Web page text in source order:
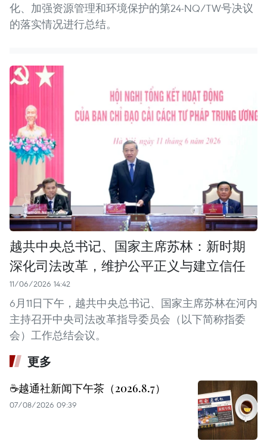
化、加强资源管理和环境保护的第24-NQ/TW号决议
的落实情况进行总结。
越共中央总书记、国家主席苏林：新时期
深化司法改革，维护公平正义与建立信任
11/06/2026 14:42
6月11日下午，越共中央总书记、国家主席苏林在河内
主持召开中央司法改革指导委员会（以下简称指委
会）工作总结会议。
更多
☕️越通社新闻下午茶（2026.8.7）
07/08/2026 09:39